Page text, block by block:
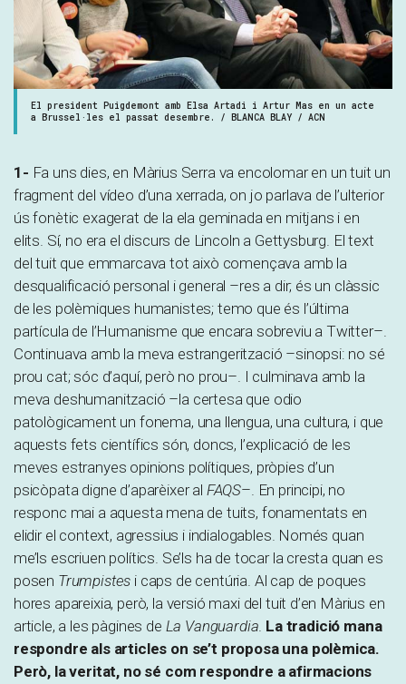
El president Puigdemont amb Elsa Artadi i Artur Mas en un acte
a Brussel·les el passat desembre. / BLANCA BLAY / ACN
1- Fa uns dies, en Màrius Serra va encolomar en un tuit un
fragment del vídeo d’una xerrada, on jo parlava de l’ulterior
ús fonètic exagerat de la ela geminada en mitjans i en
elits. Sí, no era el discurs de Lincoln a Gettysburg. El text
del tuit que emmarcava tot això començava amb la
desqualificació personal i general –res a dir; és un clàssic
de les polèmiques humanistes; temo que és l’última
partícula de l’Humanisme que encara sobreviu a Twitter–.
Continuava amb la meva estrangerització –sinopsi: no sé
prou cat; sóc d’aquí, però no prou–. I culminava amb la
meva deshumanització –la certesa que odio
patològicament un fonema, una llengua, una cultura, i que
aquests fets científics són, doncs, l’explicació de les
meves estranyes opinions polítiques, pròpies d’un
psicòpata digne d’aparèixer al FAQS–. En principi, no
responc mai a aquesta mena de tuits, fonamentats en
elidir el context, agressius i indialogables. Només quan
me’ls escriuen polítics. Se’ls ha de tocar la cresta quan es
posen Trumpistes i caps de centúria. Al cap de poques
hores apareixia, però, la versió maxi del tuit d’en Màrius en
article, a les pàgines de La Vanguardia. La tradició mana
respondre als articles on se’t proposa una polèmica.
Però, la veritat, no sé com respondre a afirmacions